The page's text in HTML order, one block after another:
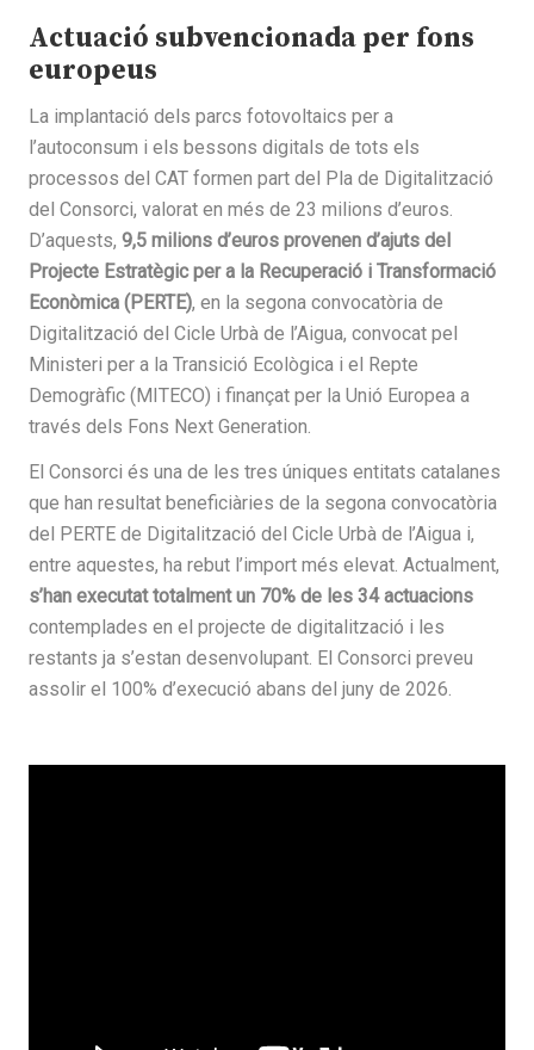
Actuació subvencionada per fons
europeus
La implantació dels parcs fotovoltaics per a
l’autoconsum i els bessons digitals de tots els
processos del CAT formen part del Pla de Digitalització
del Consorci, valorat en més de 23 milions d’euros.
D’aquests, 9,5 milions d’euros provenen d’ajuts del
Projecte Estratègic per a la Recuperació i Transformació
Econòmica (PERTE), en la segona convocatòria de
Digitalització del Cicle Urbà de l’Aigua, convocat pel
Ministeri per a la Transició Ecològica i el Repte
Demogràfic (MITECO) i finançat per la Unió Europea a
través dels Fons Next Generation.
El Consorci és una de les tres úniques entitats catalanes
que han resultat beneficiàries de la segona convocatòria
del PERTE de Digitalització del Cicle Urbà de l’Aigua i,
entre aquestes, ha rebut l’import més elevat. Actualment,
s’han executat totalment un 70% de les 34 actuacions
contemplades en el projecte de digitalització i les
restants ja s’estan desenvolupant. El Consorci preveu
assolir el 100% d’execució abans del juny de 2026.